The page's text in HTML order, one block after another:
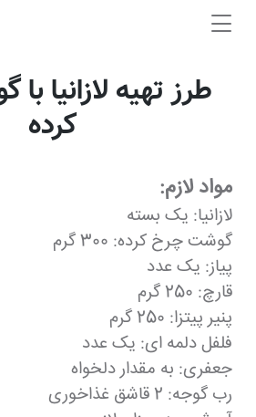
طرز تهیه لازانیا
کرده
مواد لازم:
لازانیا: یک بسته
گوشت چرخ کرده: 300 گرم
پیاز: یک عدد
قارچ: 250 گرم
پنیر پیتزا: 250 گرم
فلفل دلمه ای: یک عدد
جعفری: به مقدار دلخواه
رب گوجه: 2 قاشق غذاخوری